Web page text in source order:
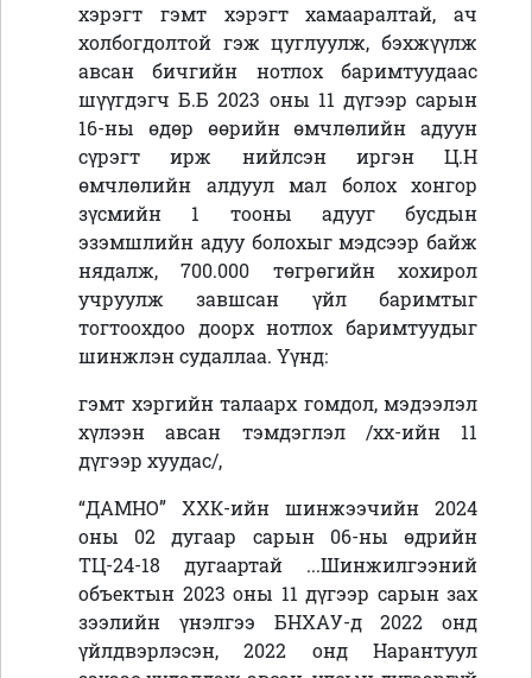
хэрэгт гэмт хэрэгт хамааралтай, ач
холбогдолтой гэж цуглуулж, бэхжүүлж
авсан бичгийн нотлох баримтуудаас
шүүгдэгч Б.Б 2023 оны 11 дүгээр сарын
16-ны өдөр өөрийн өмчлөлийн адуун
сүрэгт ирж нийлсэн иргэн Ц.Н
өмчлөлийн алдуул мал болох хонгор
зүсмийн 1 тооны адууг бусдын
эзэмшлийн адуу болохыг мэдсээр байж
нядалж, 700.000 төгрөгийн хохирол
учруулж завшсан үйл баримтыг
тогтоохдоо доорх нотлох баримтуудыг
шинжлэн судаллаа. Үүнд:
гэмт хэргийн талаарх гомдол, мэдээлэл
хүлээн авсан тэмдэглэл /хх-ийн 11
дүгээр хуудас/,
“ДАМНО” ХХК-ийн шинжээчийн 2024
оны 02 дугаар сарын 06-ны өдрийн
ТЦ-24-18 дугаартай ...Шинжилгээний
объектын 2023 оны 11 дүгээр сарын зах
зээлийн үнэлгээ БНХАУ-д 2022 онд
үйлдвэрлэсэн, 2022 онд Нарантуул